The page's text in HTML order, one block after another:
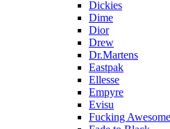
Dickies
Dime
Dior
Drew
Dr.Martens
Eastpak
Ellesse
Empyre
Evisu
Fucking Awesome